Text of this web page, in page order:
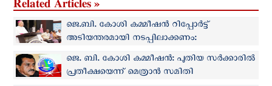
Related Articles »
ജെ.ബി. കോശി കമ്മീഷൻ റിപ്പോർട്ട്
അടിയന്തരമായി നടപ്പിലാക്കണം:
കെആർഎൽസിസി
ജെ. ബി. കോശി കമ്മീഷന്‍: പുതിയ സര്‍ക്കാരില്‍
പ്രതീക്ഷയെന്ന് മെത്രാന്‍ സമിതി